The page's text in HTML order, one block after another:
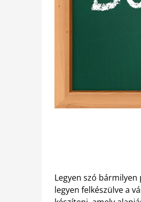
Legyen szó
legyen felkészülve a